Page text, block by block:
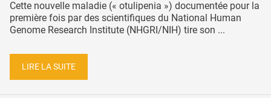
Cette nouvelle maladie (« otulipenia ») documentée pour la
première fois par des scientifiques du National Human
Genome Research Institute (NHGRI/NIH) tire son ...
LIRE LA SUITE